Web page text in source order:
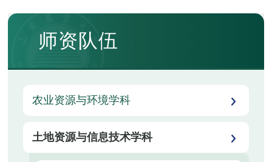
师资队伍
农业资源与环境学科
土地资源与信息技术学科